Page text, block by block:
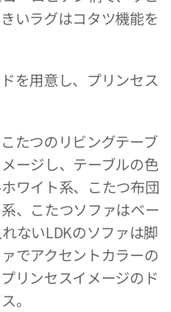
いラグはコタツ機能を
用意し、プリンセス
つのリビングテーブ
ージし、テーブルの色
ワイト系、こたつ布団
、こたつソファはベー
ないLDKのソファは脚
でアクセントカラーの
リンセスイメージのド
。